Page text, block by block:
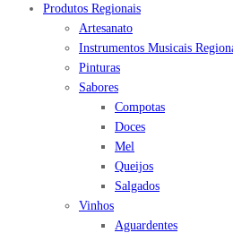
Produtos Regionais
Artesanato
Instrumentos Musicais
Pinturas
Sabores
Compotas
Doces
Mel
Queijos
Salgados
Vinhos
Aguardentes